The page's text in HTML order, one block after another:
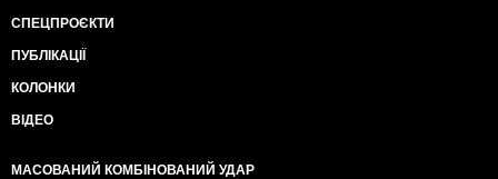
СПЕЦПРОЄКТИ
ПУБЛІКАЦІЇ
КОЛОНКИ
ВІДЕО
МАСОВАНИЙ КОМБІНОВАНИЙ УДАР